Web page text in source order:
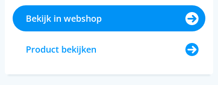
Bekijk in webshop
Product bekijken